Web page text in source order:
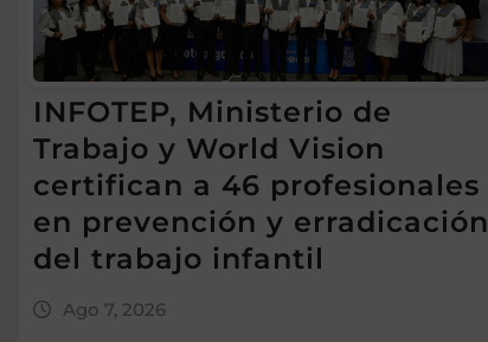
INFOTEP, Ministerio de
Trabajo y World Vision
certifican a 46 profesionales
en prevención y erradicación
del trabajo infantil
Ago 7, 2026